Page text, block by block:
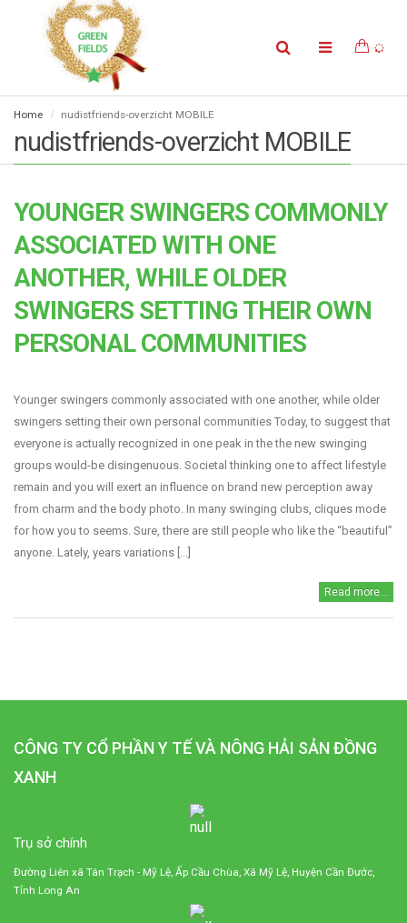
Home nudistfriends-overzicht MOBILE
nudistfriends-overzicht MOBILE
YOUNGER SWINGERS COMMONLY
ASSOCIATED WITH ONE
ANOTHER, WHILE OLDER
SWINGERS SETTING THEIR OWN
PERSONAL COMMUNITIES
Younger swingers commonly associated with one another, while older
swingers setting their own personal communities Today, to suggest that
everyone is actually recognized in one peak in the the new swinging
groups would-be disingenuous. Societal thinking one to affect lifestyle
remain and you will exert an influence on brand new perception away
from charm and the body photo. In many swinging clubs, cliques mode
for how you to seems. Sure, there are still people who like the “beautiful”
anyone. Lately, years variations [...]
Read more...
CÔNG TY CỔ PHẦN Y TẾ VÀ NÔNG HẢI SẢN ĐỒNG
XANH
Trụ sở chính
Đường Liên xã Tân Trạch - Mỹ Lệ, Ấp Cầu Chùa, Xã Mỹ Lệ, Huyện Cần Đước,
Tỉnh Long An